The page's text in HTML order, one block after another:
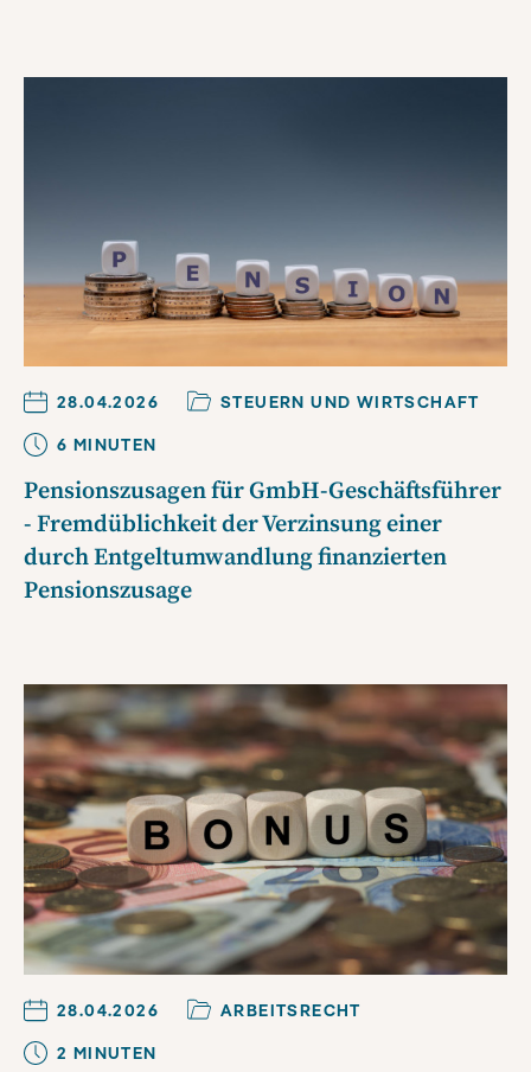
28.04.2026
STEUERN UND WIRTSCHAFT
6 MINUTEN
Pensionszusagen für GmbH-Geschäftsführer
- Fremdüblichkeit der Verzinsung einer
durch Entgeltumwandlung finanzierten
Pensionszusage
28.04.2026
ARBEITSRECHT
2 MINUTEN